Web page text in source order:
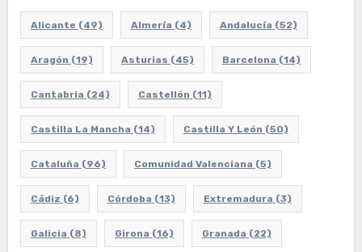
Alicante (49) Almería (4) Andalucía (52)
Aragón (19) Asturias (45) Barcelona (14)
Cantabria (24) Castellón (11)
Castilla La Mancha (14) Castilla Y León (50)
Cataluña (96) Comunidad Valenciana (5)
Cádiz (6) Córdoba (13) Extremadura (3)
Galicia (8) Girona (16) Granada (22)